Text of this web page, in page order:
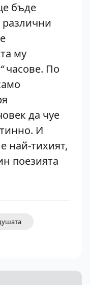
бъде
му
часове. По
да чуе
И
най-тихият,
поезията